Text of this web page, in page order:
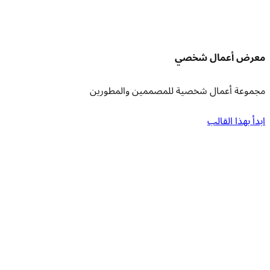
معرض أعمال شخصي
مجموعة أعمال شخصية للمصممين والمطورين
ابدأ بهذا القالب